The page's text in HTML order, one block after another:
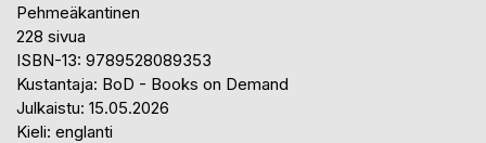
Pehmeäkantinen
228 sivua
ISBN-13: 9789528089353
Kustantaja: BoD - Books on Demand
Julkaistu: 15.05.2026
Kieli: englanti